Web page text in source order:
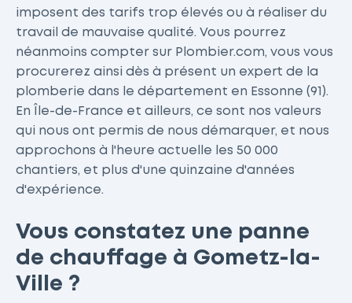
imposent des tarifs trop élevés ou à réaliser du
travail de mauvaise qualité. Vous pourrez
néanmoins compter sur Plombier.com, vous vous
procurerez ainsi dès à présent un expert de la
plomberie dans le département en Essonne (91).
En Île-de-France et ailleurs, ce sont nos valeurs
qui nous ont permis de nous démarquer, et nous
approchons à l'heure actuelle les 50 000
chantiers, et plus d'une quinzaine d'années
d'expérience.
Vous constatez une panne
de chauffage à Gometz-la-
Ville ?